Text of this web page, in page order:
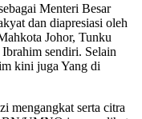
Menteri Besar
dan diapresiasi oleh
Johor, Tunku
sendiri. Selain
kini juga Yang di
mengangkat serta citra